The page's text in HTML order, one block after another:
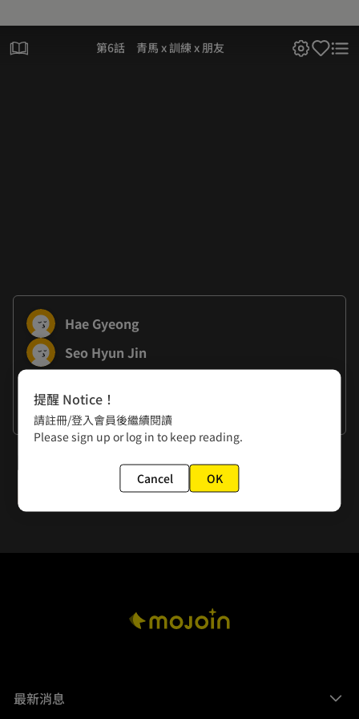
第6話 青馬 x 訓練 x 朋友
Hae Gyeong
Seo Hyun Jin
作者的話
謝謝大家的閱讀
第7話 天縱奇才
最新消息
提醒 Notice！
請註冊/登入會員後繼續閱讀
Please sign up or log in to keep reading.
Cancel OK